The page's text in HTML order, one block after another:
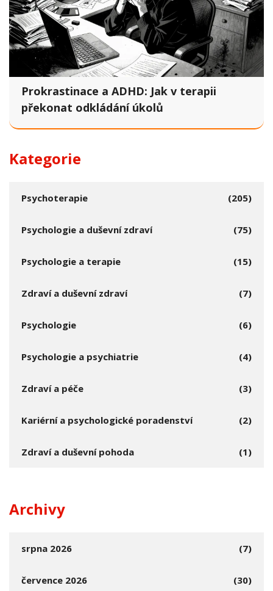
Prokrastinace a ADHD: Jak v terapii
překonat odkládání úkolů
Kategorie
Psychoterapie (205)
Psychologie a duševní zdraví (75)
Psychologie a terapie (15)
Zdraví a duševní zdraví (7)
Psychologie (6)
Psychologie a psychiatrie (4)
Zdraví a péče (3)
Kariérní a psychologické poradenství (2)
Zdraví a duševní pohoda (1)
Archivy
srpna 2026 (7)
července 2026 (30)